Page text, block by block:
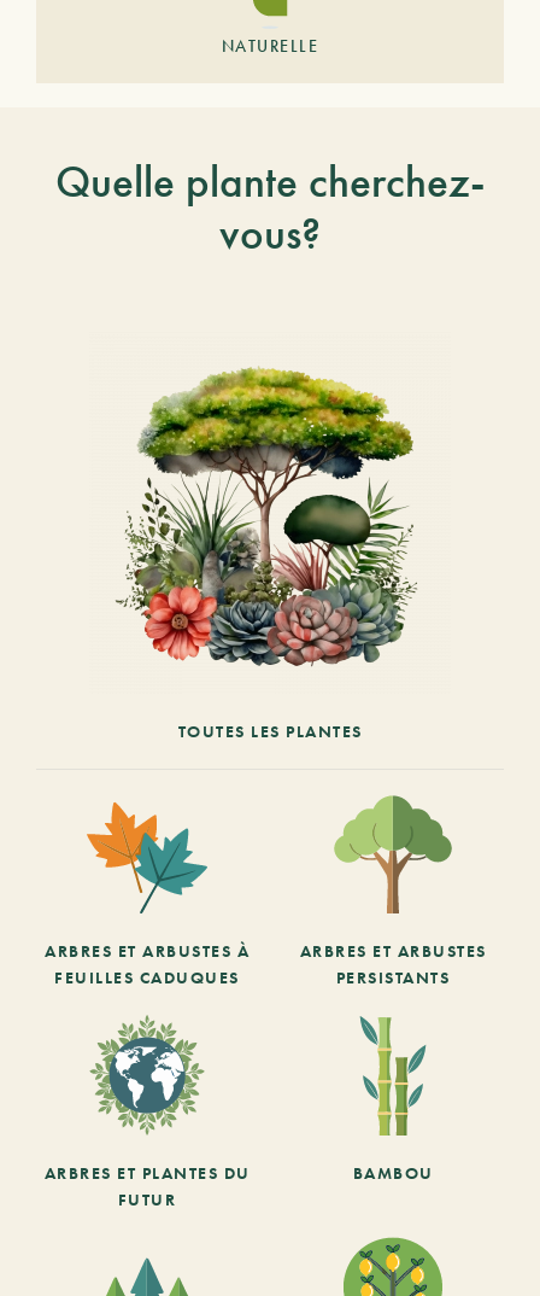
NATURELLE
Quelle plante cherchez-
vous?
TOUTES LES PLANTES
ARBRES ET ARBUSTES À
FEUILLES CADUQUES
ARBRES ET ARBUSTES
PERSISTANTS
ARBRES ET PLANTES DU
FUTUR
BAMBOU